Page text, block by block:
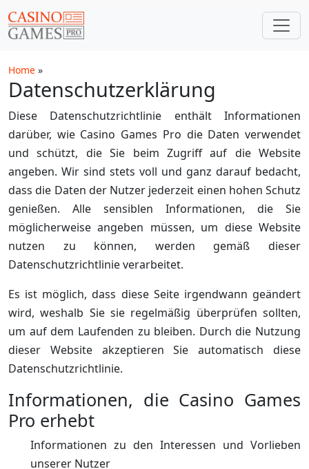
Home »
Datenschutzerklärung
Diese Datenschutzrichtlinie enthält Informationen
darüber, wie Casino Games Pro die Daten verwendet
und schützt, die Sie beim Zugriff auf die Website
angeben. Wir sind stets voll und ganz darauf bedacht,
dass die Daten der Nutzer jederzeit einen hohen Schutz
genießen. Alle sensiblen Informationen, die Sie
möglicherweise angeben müssen, um diese Website
nutzen zu können, werden gemäß dieser
Datenschutzrichtlinie verarbeitet.
Es ist möglich, dass diese Seite irgendwann geändert
wird, weshalb Sie sie regelmäßig überprüfen sollten,
um auf dem Laufenden zu bleiben. Durch die Nutzung
dieser Website akzeptieren Sie automatisch diese
Datenschutzrichtlinie.
Informationen, die Casino Games
Pro erhebt
Informationen zu den Interessen und Vorlieben
unserer Nutzer